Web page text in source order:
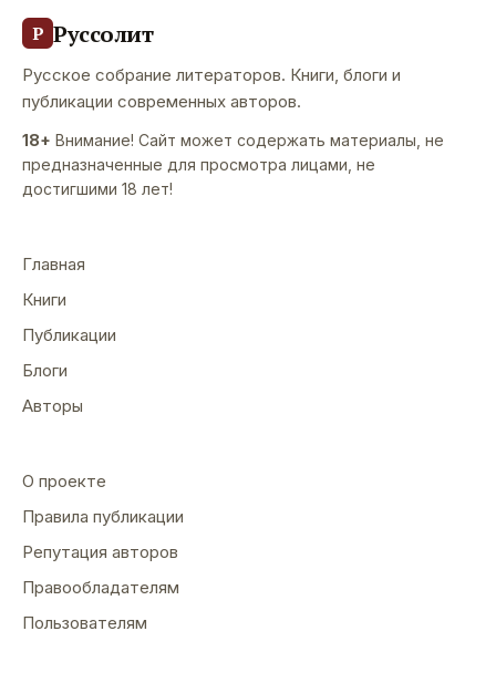
Р Руссолит
Русское собрание литераторов. Книги, блоги и
публикации современных авторов.
18+ Внимание! Сайт может содержать материалы, не
предназначенные для просмотра лицами, не
достигшими 18 лет!
Главная
Книги
Публикации
Блоги
Авторы
О проекте
Правила публикации
Репутация авторов
Правообладателям
Пользователям